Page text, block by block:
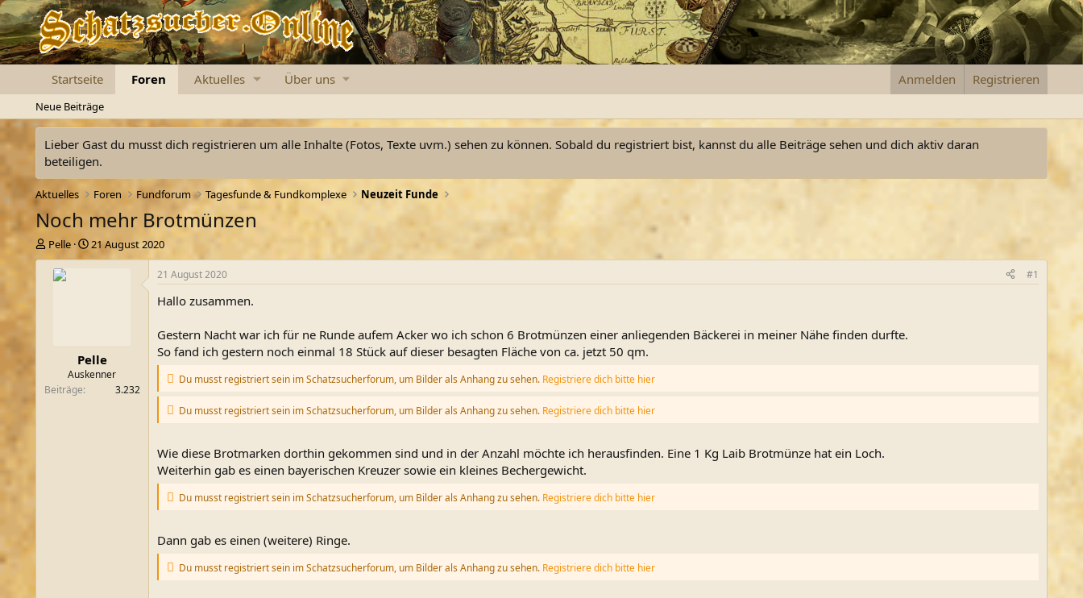
Startseite Foren Aktuelles Über uns Anmelden Registrieren
Neue Beiträge
Lieber Gast du musst dich registrieren um alle Inhalte (Fotos, Texte uvm.) sehen zu können. Sobald du registriert bist, kannst du alle Beiträge sehen und dich aktiv daran
beteiligen.
Aktuelles Foren Fundforum Tagesfunde & Fundkomplexe Neuzeit Funde
Noch mehr Brotmünzen
E
r
Pelle
E
r
a
m
21 August 2020
Pelle
Auskenner
Beiträge
3.232
21 August 2020 #1
Hallo zusammen.
Gestern Nacht war ich für ne Runde aufem Acker wo ich schon 6 Brotmünzen einer anliegenden Bäckerei in meiner Nähe finden durfte.
So fand ich gestern noch einmal 18 Stück auf dieser besagten Fläche von ca. jetzt 50 qm.
Du musst registriert sein im Schatzsucherforum, um Bilder als Anhang zu sehen. Registriere dich bitte hier
Du musst registriert sein im Schatzsucherforum, um Bilder als Anhang zu sehen. Registriere dich bitte hier
Wie diese Brotmarken dorthin gekommen sind und in der Anzahl möchte ich herausfinden. Eine 1 Kg Laib Brotmünze hat ein Loch.
Weiterhin gab es einen bayerischen Kreuzer sowie ein kleines Bechergewicht.
Du musst registriert sein im Schatzsucherforum, um Bilder als Anhang zu sehen. Registriere dich bitte hier
Dann gab es einen (weitere) Ringe.
Du musst registriert sein im Schatzsucherforum, um Bilder als Anhang zu sehen. Registriere dich bitte hier